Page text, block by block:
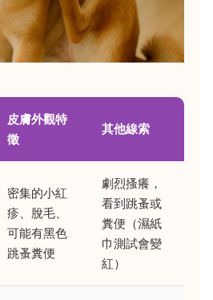
皮膚外觀特
徵
其他線索
密集的小紅
疹、脫毛、
可能有黑色
跳蚤糞便
劇烈搔癢，
看到跳蚤或
糞便（濕紙
巾測試會變
紅）